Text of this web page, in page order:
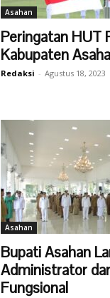
Asahan
Peringatan HUT
Kabupaten
Redaksi - Agustus 18, 2023
Asahan
Bupati Asahan
Administrator
Fungsional